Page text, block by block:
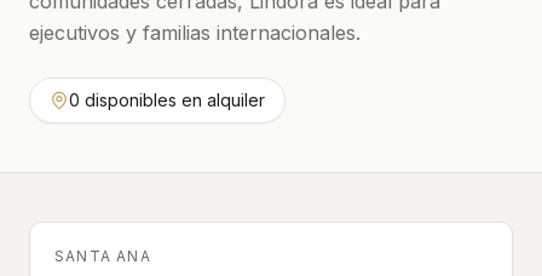
ejecutivos y familias internacionales.
0 disponibles en alquiler
ALQUILADA
SANTA ANA